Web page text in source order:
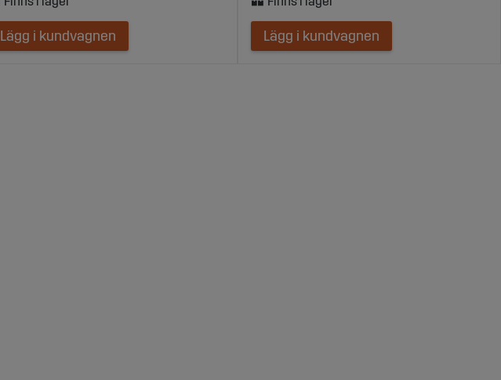
Lägg i kundvagnen Lägg i kundvagnen